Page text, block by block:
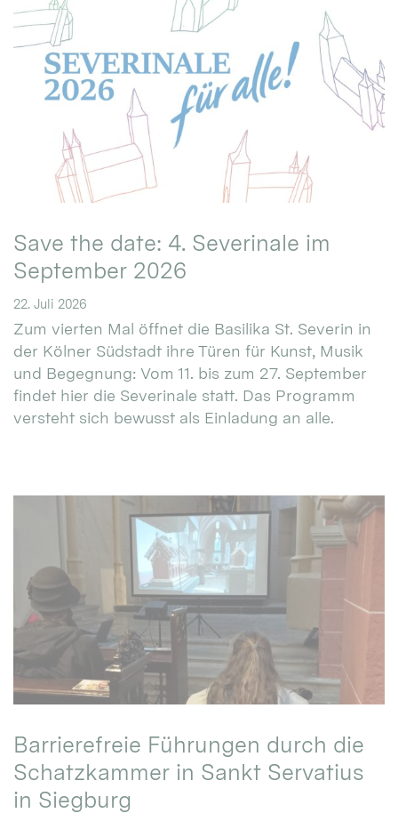
Save the date: 4. Severinale im
September 2026
22. Juli 2026
Zum vierten Mal öffnet die Basilika St. Severin in
der Kölner Südstadt ihre Türen für Kunst, Musik
und Begegnung: Vom 11. bis zum 27. September
findet hier die Severinale statt. Das Programm
versteht sich bewusst als Einladung an alle.
Barrierefreie Führungen durch die
Schatzkammer in Sankt Servatius
in Siegburg